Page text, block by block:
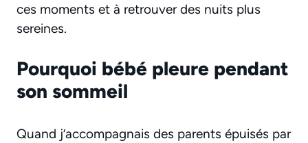
ces moments et à retrouver des nuits plus
sereines.
Pourquoi bébé pleure pendant
son sommeil
Quand j’accompagnais des parents épuisés par